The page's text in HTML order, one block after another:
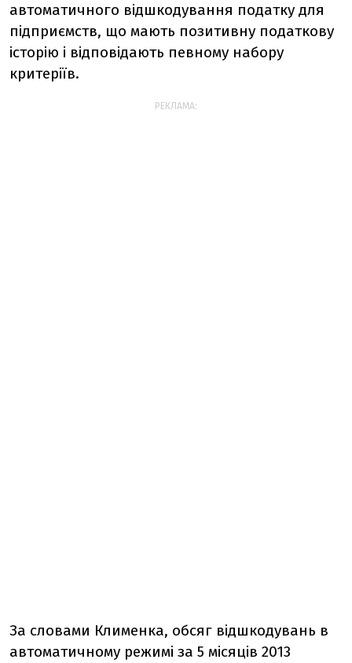
автоматичного відшкодування податку для
підприємств, що мають позитивну податкову
історію і відповідають певному набору
критеріїв.
РЕКЛАМА:
За словами Клименка, обсяг відшкодувань в
автоматичному режимі за 5 місяців 2013